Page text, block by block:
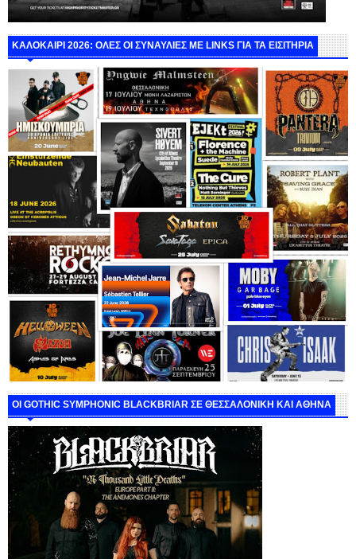
ΚΑΛΟΚΑΙΡΙ 2026: ΟΛΕΣ ΟΙ ΣΥΝΑΥΛΙΕΣ ΜΕ LINKS ΓΙΑ ΤΑ ΕΙΣΙΤΗΡΙΑ
ΟΙ GOTHIC SYMPHONIC BLACKBRIAR ΣΕ ΘΕΣΣΑΛΟΝΙΚΗ ΚΑΙ ΑΘΗΝΑ